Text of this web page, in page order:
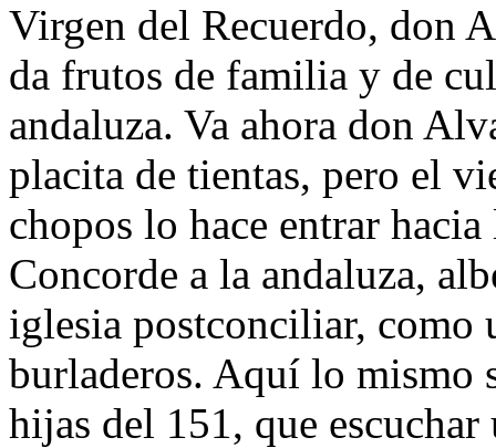
Virgen del Recuerdo, don
da frutos de familia y de
andaluza. Va ahora don
placita de tientas, pero el
chopos lo hace entrar
Concorde a la andaluza,
iglesia postconciliar, como
burladeros. Aquí lo mismo
hijas del 151, que